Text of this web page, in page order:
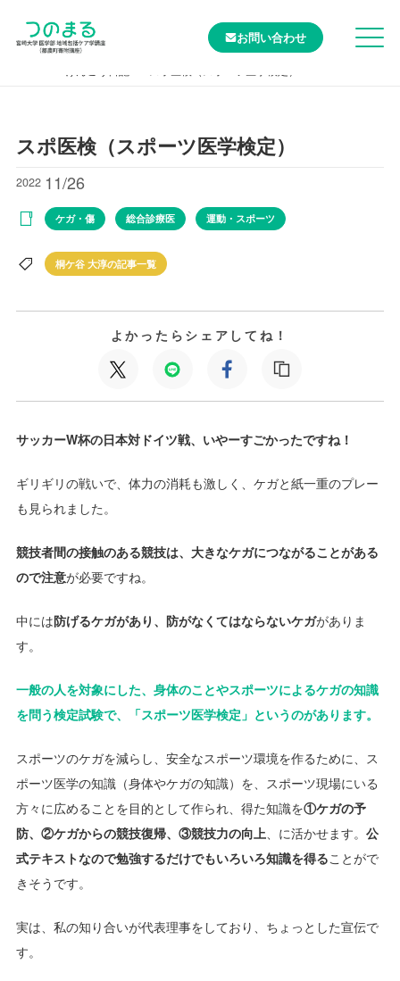
お問い合わせ
スポ医検（スポーツ医学検定）
2022 11/26
ケガ・傷 総合診療医 運動・スポーツ
桐ケ谷 大淳の記事一覧
よかったらシェアしてね！
サッカーW杯の日本対ドイツ戦、いやーすごかったですね！
ギリギリの戦いで、体力の消耗も激しく、ケガと紙一重のプレー
も見られました。
競技者間の接触のある競技は、大きなケガにつながることがある
ので注意が必要ですね。
中には防げるケガがあり、防がなくてはならないケガがありま
す。
一般の人を対象にした、身体のことやスポーツによるケガの知識
を問う検定試験で、「スポーツ医学検定」というのがあります。
スポーツのケガを減らし、安全なスポーツ環境を作るために、ス
ポーツ医学の知識（身体やケガの知識）を、スポーツ現場にいる
方々に広めることを目的として作られ、得た知識を①ケガの予
防、②ケガからの競技復帰、③競技力の向上、に活かせます。 公
式テキストなので勉強するだけでもいろいろ知識を得ることがで
きそうです。
実は、私の知り合いが代表理事をしており、ちょっとした宣伝で
す。